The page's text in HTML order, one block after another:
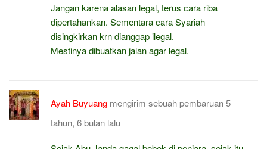
Jangan karena alasan legal, terus cara riba
dipertahankan. Sementara cara Syariah
disingkirkan krn dianggap ilegal.
Mestinya dibuatkan jalan agar legal.
Ayah Buyuang mengirim sebuah pembaruan5
tahun, 6 bulan lalu